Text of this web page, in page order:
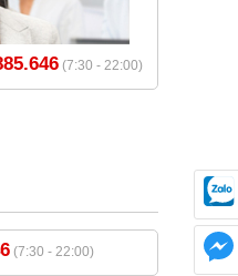
(7:30 - 22:00)
(7:30 - 22:00)